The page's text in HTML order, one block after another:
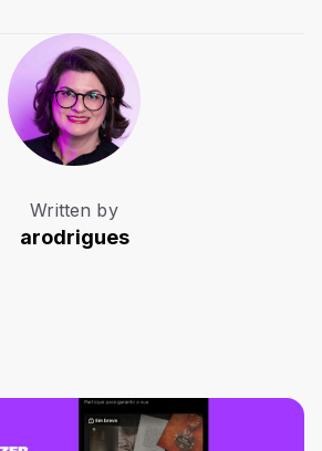
Written by
arodrigues